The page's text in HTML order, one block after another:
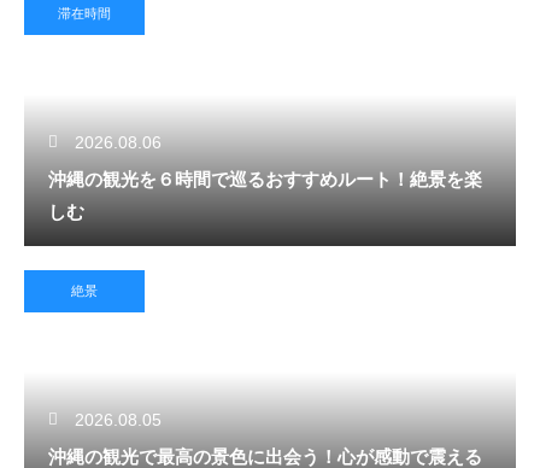
滞在時間
2026.08.06
沖縄の観光を６時間で巡るおすすめルート！絶景を楽
しむ
絶景
2026.08.05
沖縄の観光で最高の景色に出会う！心が感動で震える